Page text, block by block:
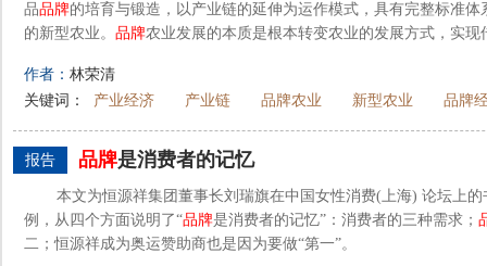
品品牌的培育与锻造，以产业链的延伸为运作模式，具有完整标准
的新型农业。 品牌农业发展的本质是根本转变农业的发展方式，实
作者： 林荣清
关键词：
产业经济 产业链 品牌农业 新型农业 品牌
报告 品牌是消费者的记忆
本文为恒源祥集团董事长刘瑞旗在中国女性消费(上海) 论坛上
例，从四个方面说明了“品牌是消费者的记忆”：消费者的三种需求；
二；恒源祥成为奥运赞助商也是因为要做“第一”。